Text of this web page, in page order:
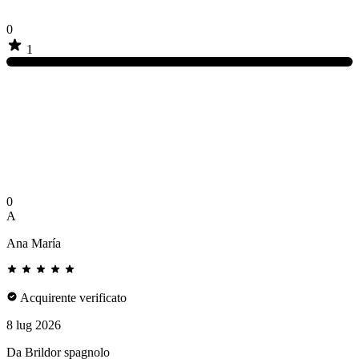
0
1
0
A
Ana María
Acquirente verificato
8 lug 2026
Da Brildor spagnolo